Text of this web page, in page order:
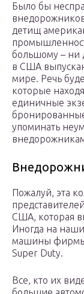
Было бы
детищ
большому – ни
в США
мире. Речь
которые
единичные
упоминать
Пожалуй, эта
США, которая
Иногда на
машины
Super Duty.
Все, кто их